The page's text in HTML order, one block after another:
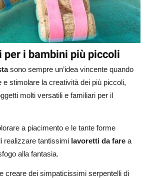
i bambini più piccoli
sono sempre un’idea vincente quando
e stimolare la creatività dei più piccoli,
molti versatili e familiari per il
a piacimento e le tante forme
realizzare tantissimi lavoretti da fare a
alla fantasia.
creare dei simpaticissimi serpentelli di